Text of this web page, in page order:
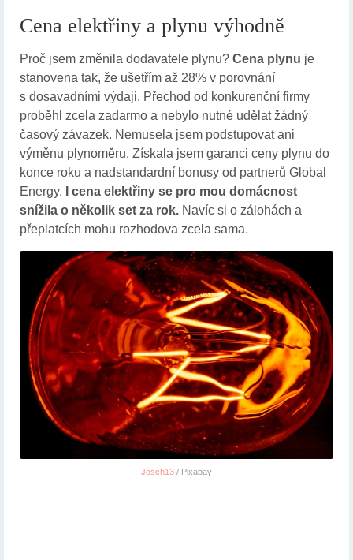
Cena elektřiny a plynu výhodně
Proč jsem změnila dodavatele plynu? Cena plynu je
stanovena tak, že ušetřím až 28% v porovnání
s dosavadními výdaji. Přechod od konkurenční firmy
proběhl zcela zadarmo a nebylo nutné udělat žádný
časový závazek. Nemusela jsem podstupovat ani
výměnu plynoměru. Získala jsem garanci ceny plynu do
konce roku a nadstandardní bonusy od partnerů Global
Energy.
I cena elektřiny se pro mou domácnost
snížila o několik set za rok. Navíc si o zálohách a
přeplatcích mohu rozhodova zcela sama.
Josch13 / Pixabay